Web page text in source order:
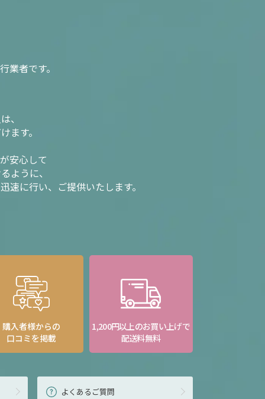
業者です。
、
ます。
安心して
ように、
速に行い、ご提供いたします。
購入者様からの
口コミを掲載
1,200円以上のお買い上げで
配送料無料
よくあるご質問